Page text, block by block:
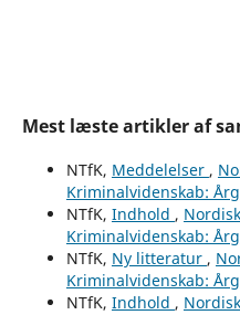
Mest læste artikler af
NTfK, Meddelelser ,
Kriminalvidenskab:
NTfK, Indhold ,
Kriminalvidenskab:
NTfK, Ny litteratur ,
Kriminalvidenskab:
NTfK, Indhold ,